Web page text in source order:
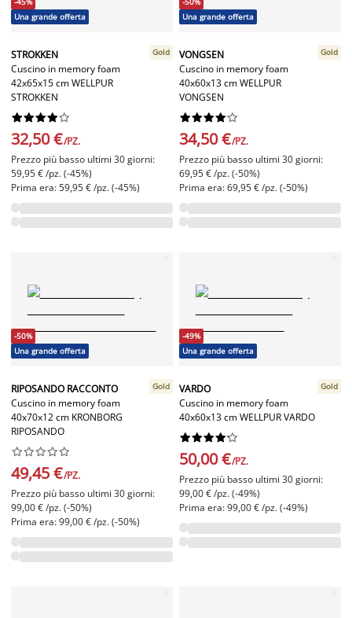
Una grande offerta
STROKKEN
Cuscino in memory foam
42x65x15 cm WELLPUR
STROKKEN
Gold






32,50 €/PZ.
Prezzo più basso ultimi 30 giorni:
59,95 € /pz. (-45%)
Prima era: 59,95 € /pz. (-45%)
Una grande offerta
VONGSEN
Cuscino in memory foam
40x60x13 cm WELLPUR
VONGSEN
Gold






34,50 €/PZ.
Prezzo più basso ultimi 30 giorni:
69,95 € /pz. (-50%)
Prima era: 69,95 € /pz. (-50%)
-50%
Una grande offerta
RIPOSANDO RACCONTO
Cuscino in memory foam
40x70x12 cm KRONBORG
RIPOSANDO
Gold






49,45 €/PZ.
Prezzo più basso ultimi 30 giorni:
99,00 € /pz. (-50%)
Prima era: 99,00 € /pz. (-50%)
-49%
Una grande offerta
VARDO
Cuscino in memory foam
40x60x13 cm WELLPUR VARDO
Gold






50,00 €/PZ.
Prezzo più basso ultimi 30 giorni:
99,00 € /pz. (-49%)
Prima era: 99,00 € /pz. (-49%)